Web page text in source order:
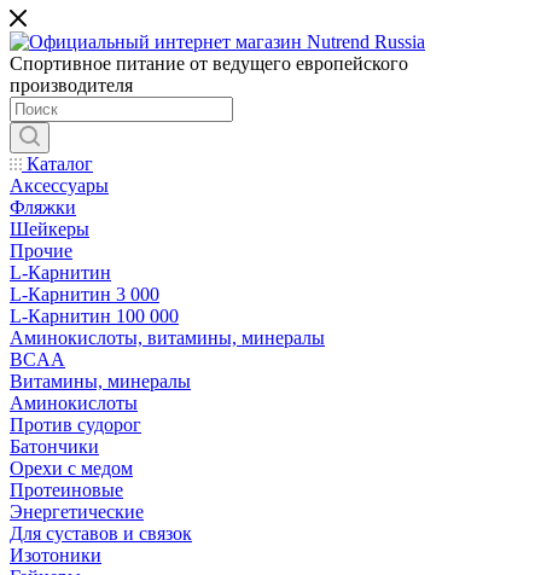
Спортивное питание от ведущего европейского
производителя
Каталог
Аксессуары
Фляжки
Шейкеры
Прочие
L-Карнитин
L-Карнитин 3 000
L-Карнитин 100 000
Аминокислоты, витамины, минералы
BCAA
Витамины, минералы
Аминокислоты
Против судорог
Батончики
Орехи с медом
Протеиновые
Энергетические
Для суставов и связок
Изотоники